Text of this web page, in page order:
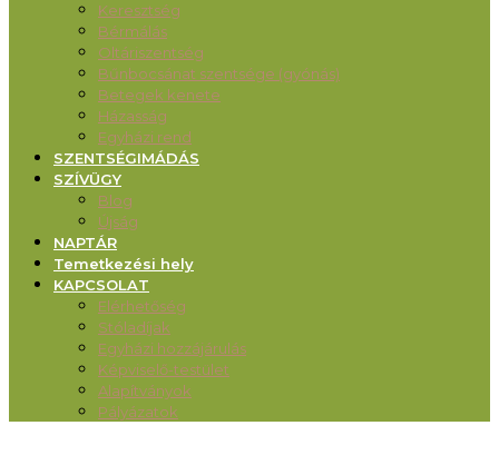
Keresztség
Bérmálás
Oltáriszentség
Bűnbocsánat szentsége (gyónás)
Betegek kenete
Házasság
Egyházi rend
SZENTSÉGIMÁDÁS
SZÍVÜGY
Blog
Újság
NAPTÁR
Temetkezési hely
KAPCSOLAT
Elérhetőség
Stóladíjak
Egyházi hozzájárulás
Képviselő-testület
Alapítványok
Pályázatok